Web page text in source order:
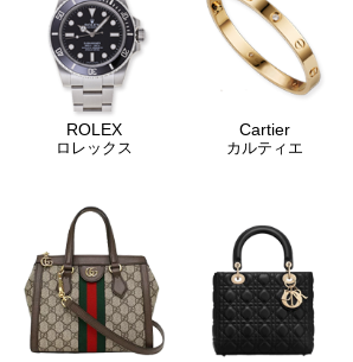
ROLEX
ロレックス
Cartier
カルティエ